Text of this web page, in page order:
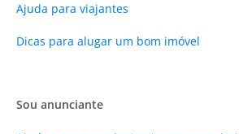
Ajuda para viajantes
Dicas para alugar um bom imóvel
Sou anunciante